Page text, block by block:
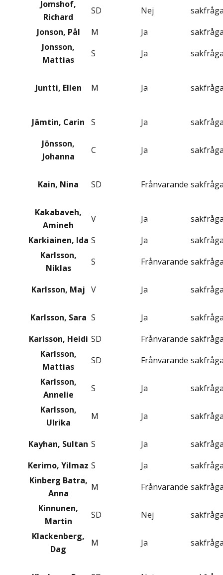
Jomshof,
Richard
SD Nej
Jonson, Pål
M Ja
Jonsson,
Mattias
S Ja
Juntti, Ellen M Ja
Jämtin, Carin S Ja
Jönsson,
Johanna
C Ja
Kain, Nina SD Frånvarande
Kakabaveh,
Amineh
V Ja
Karkiainen, Ida S Ja
Karlsson,
Niklas
S Frånvarande
Karlsson, Maj V Ja
Karlsson, Sara S Ja
Karlsson, Heidi SD Frånvarande
Karlsson,
Mattias
SD Frånvarande
Karlsson,
Annelie
S Ja
Karlsson,
Ulrika
M Ja
Kayhan, Sultan S Ja
Kerimo, Yilmaz S Ja
Kinberg Batra,
Anna
M Frånvarande
Kinnunen,
Martin
SD Nej
Klackenberg,
Dag
M Ja